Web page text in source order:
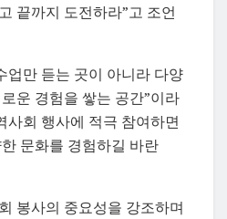
끝까지 도전하라”고 조언
업만 듣는 곳이 아니라 다양
운 경험을 쌓는 공간”이라
사회 행사에 적극 참여하면
문화를 경험하길 바란
봉사의 중요성을 강조하며